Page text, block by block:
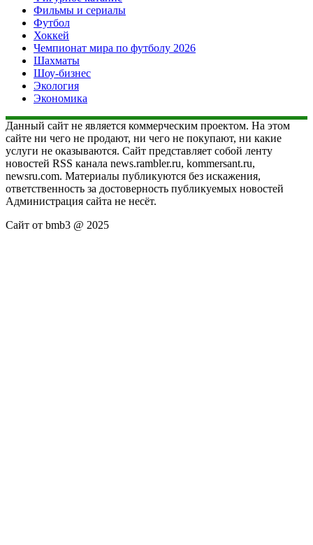
Фильмы и сериалы
Футбол
Хоккей
Чемпионат мира по футболу 2026
Шахматы
Шоу-бизнес
Экология
Экономика
Данный сайт не является коммерческим проектом. На этом
сайте ни чего не продают, ни чего не покупают, ни какие
услуги не оказываются. Сайт представляет собой ленту
новостей RSS канала news.rambler.ru, kommersant.ru,
newsru.com. Материалы публикуются без искажения,
ответственность за достоверность публикуемых новостей
Администрация сайта не несёт.
Сайт от bmb3 @ 2025